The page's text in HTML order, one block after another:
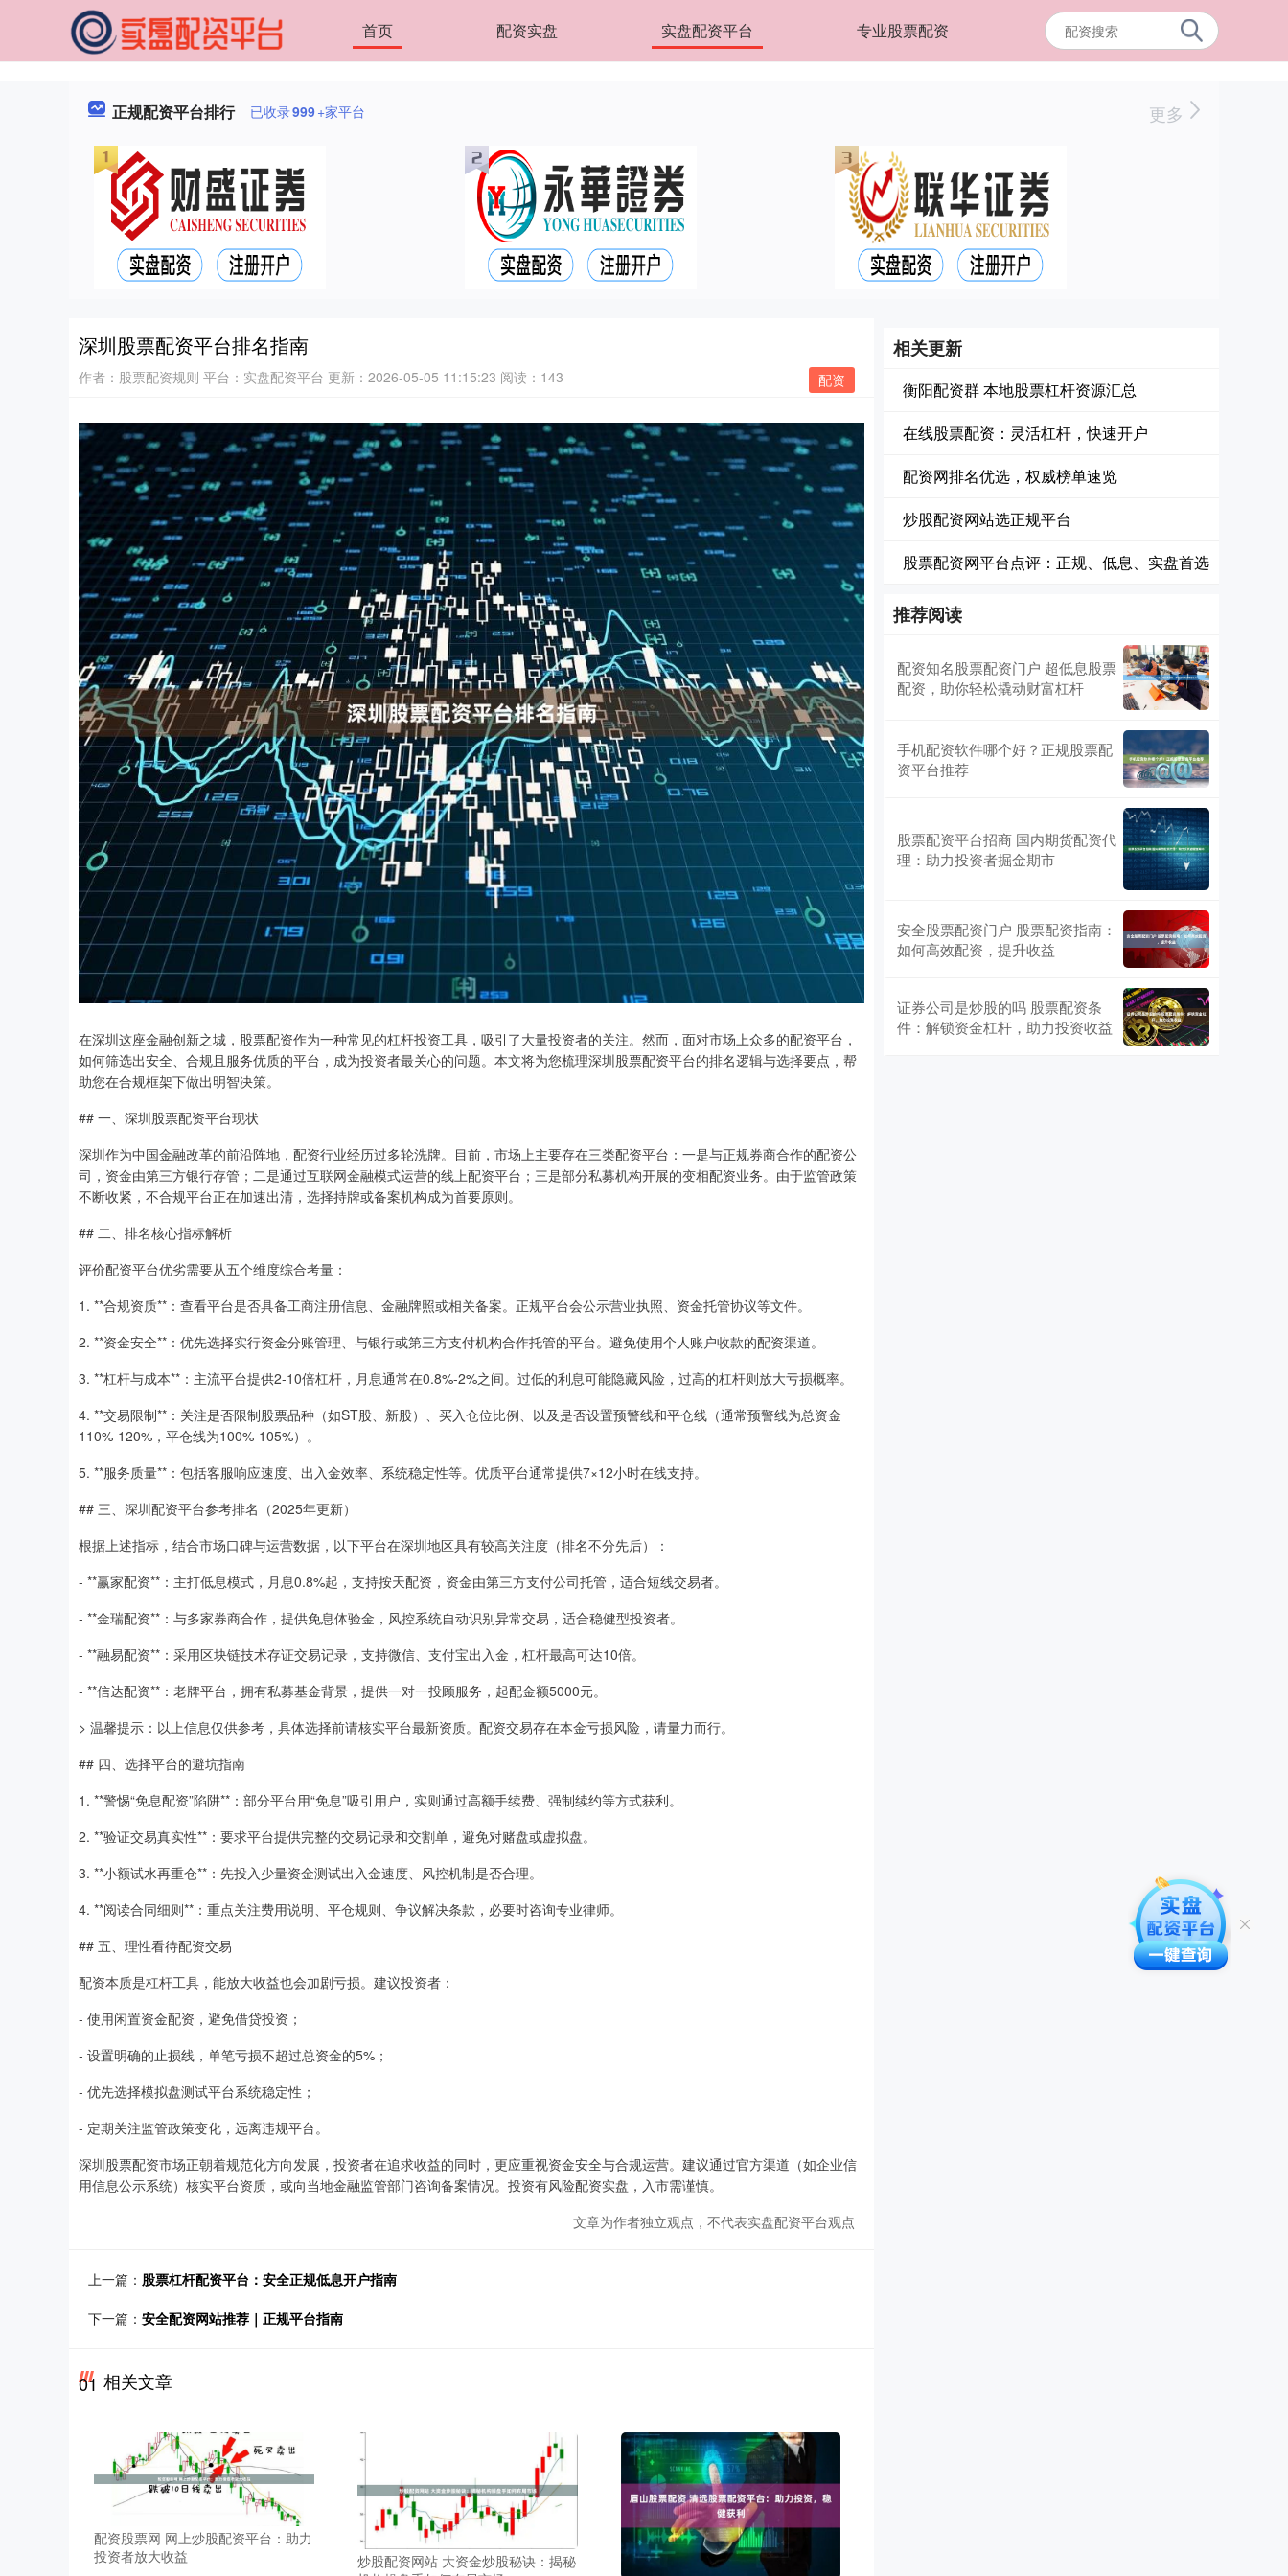
首页 配资实盘 实盘配资平台 专业股票配资
正规配资平台排行 已收录999+家平台 更多
深圳股票配资平台排名指南
配资
作者：股票配资规则 平台：实盘配资平台 更新：2026-05-05 11:15:23 阅读：143
在深圳这座金融创新之城，股票配资作为一种常见的杠杆投资工具，吸引了大量投资者的关注。然而，面对市场上众多的配资平台，
如何筛选出安全、合规且服务优质的平台，成为投资者最关心的问题。本文将为您梳理深圳股票配资平台的排名逻辑与选择要点，帮
助您在合规框架下做出明智决策。
## 一、深圳股票配资平台现状
深圳作为中国金融改革的前沿阵地，配资行业经历过多轮洗牌。目前，市场上主要存在三类配资平台：一是与正规券商合作的配资公
司，资金由第三方银行存管；二是通过互联网金融模式运营的线上配资平台；三是部分私募机构开展的变相配资业务。由于监管政策
不断收紧，不合规平台正在加速出清，选择持牌或备案机构成为首要原则。
## 二、排名核心指标解析
评价配资平台优劣需要从五个维度综合考量：
1. **合规资质**：查看平台是否具备工商注册信息、金融牌照或相关备案。正规平台会公示营业执照、资金托管协议等文件。
2. **资金安全**：优先选择实行资金分账管理、与银行或第三方支付机构合作托管的平台。避免使用个人账户收款的配资渠道。
3. **杠杆与成本**：主流平台提供2-10倍杠杆，月息通常在0.8%-2%之间。过低的利息可能隐藏风险，过高的杠杆则放大亏损概率。
4. **交易限制**：关注是否限制股票品种（如ST股、新股）、买入仓位比例、以及是否设置预警线和平仓线（通常预警线为总资金
110%-120%，平仓线为100%-105%）。
5. **服务质量**：包括客服响应速度、出入金效率、系统稳定性等。优质平台通常提供7×12小时在线支持。
## 三、深圳配资平台参考排名（2025年更新）
根据上述指标，结合市场口碑与运营数据，以下平台在深圳地区具有较高关注度（排名不分先后）：
- **赢家配资**：主打低息模式，月息0.8%起，支持按天配资，资金由第三方支付公司托管，适合短线交易者。
- **金瑞配资**：与多家券商合作，提供免息体验金，风控系统自动识别异常交易，适合稳健型投资者。
- **融易配资**：采用区块链技术存证交易记录，支持微信、支付宝出入金，杠杆最高可达10倍。
- **信达配资**：老牌平台，拥有私募基金背景，提供一对一投顾服务，起配金额5000元。
> 温馨提示：以上信息仅供参考，具体选择前请核实平台最新资质。配资交易存在本金亏损风险，请量力而行。
## 四、选择平台的避坑指南
1. **警惕“免息配资”陷阱**：部分平台用“免息”吸引用户，实则通过高额手续费、强制续约等方式获利。
2. **验证交易真实性**：要求平台提供完整的交易记录和交割单，避免对赌盘或虚拟盘。
3. **小额试水再重仓**：先投入少量资金测试出入金速度、风控机制是否合理。
4. **阅读合同细则**：重点关注费用说明、平仓规则、争议解决条款，必要时咨询专业律师。
## 五、理性看待配资交易
配资本质是杠杆工具，能放大收益也会加剧亏损。建议投资者：
- 使用闲置资金配资，避免借贷投资；
- 设置明确的止损线，单笔亏损不超过总资金的5%；
- 优先选择模拟盘测试平台系统稳定性；
- 定期关注监管政策变化，远离违规平台。
深圳股票配资市场正朝着规范化方向发展，投资者在追求收益的同时，更应重视资金安全与合规运营。建议通过官方渠道（如企业信
用信息公示系统）核实平台资质，或向当地金融监管部门咨询备案情况。投资有风险配资实盘，入市需谨慎。
文章为作者独立观点，不代表实盘配资平台观点
上一篇： 股票杠杆配资平台：安全正规低息开户指南
下一篇： 安全配资网站推荐｜正规平台指南
01 相关文章
配资股票网 网上炒股配资平台：助力
投资者放大收益
炒股配资网站 大资金炒股秘诀：揭秘
相关更新
衡阳配资群 本地股票杠杆资源汇总
在线股票配资：灵活杠杆，快速开户
配资网排名优选，权威榜单速览
炒股配资网站选正规平台
股票配资网平台点评：正规、低息、实盘首选
推荐阅读
配资知名股票配资门户 超低息股票
配资，助你轻松撬动财富杠杆
手机配资软件哪个好？正规股票配
资平台推荐
股票配资平台招商 国内期货配资代
理：助力投资者掘金期市
安全股票配资门户 股票配资指南：
如何高效配资，提升收益
证券公司是炒股的吗 股票配资条
件：解锁资金杠杆，助力投资收益